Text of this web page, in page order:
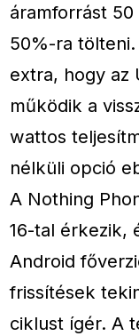
áramforrást
50%-ra
extra, hogy az
működik a
wattos
nélküli opció
A Nothing
16-tal érkezik,
Android
frissítések
ciklust ígér. A